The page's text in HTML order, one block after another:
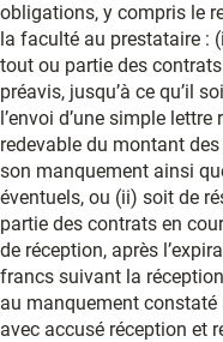
obligations, y compris le
la faculté au prestataire :
tout ou partie des
préavis, jusqu’à ce qu’il
l’envoi d’une simple
redevable du montant
son manquement ainsi
éventuels, ou (ii) soit de
partie des contrats en
de réception, après
francs suivant la
au manquement constaté
avec accusé réception et